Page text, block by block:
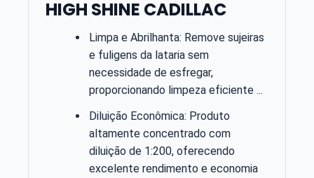
HIGH SHINE CADILLAC
Limpa e Abrilhanta: Remove sujeiras
e fuligens da lataria sem
necessidade de esfregar,
proporcionando limpeza eficiente ...
Diluição Econômica: Produto
altamente concentrado com
diluição de 1:200, oferecendo
excelente rendimento e economia